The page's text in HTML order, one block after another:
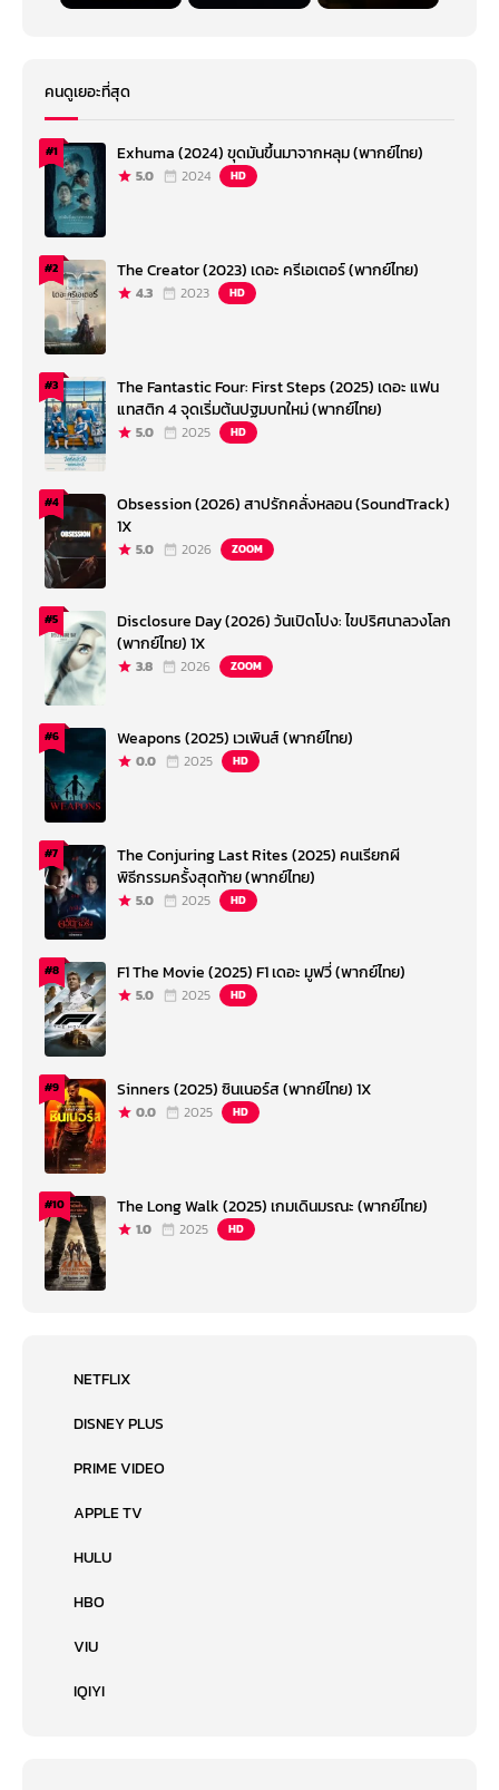
คนดูเยอะที่สุด
#1 Exhuma (2024) ขุดมันขึ้นมาจากหลุม (พากย์ไทย)
5.0 2024 HD
#2 The Creator (2023) เดอะ ครีเอเตอร์ (พากย์ไทย)
4.3 2023 HD
#3
The Fantastic Four: First Steps (2025) เดอะ แฟน
แทสติก 4 จุดเริ่มต้นปฐมบทใหม่ (พากย์ไทย)
5.0 2025 HD
#4
Obsession (2026) สาปรักคลั่งหลอน (SoundTrack)
1X
5.0 2026 ZOOM
#5
Disclosure Day (2026) วันเปิดโปง: ไขปริศนาลวงโลก
(พากย์ไทย) 1X
3.8 2026 ZOOM
#6 Weapons (2025) เวเพินส์ (พากย์ไทย)
0.0 2025 HD
#7
The Conjuring Last Rites (2025) คนเรียกผี
พิธีกรรมครั้งสุดท้าย (พากย์ไทย)
5.0 2025 HD
#8 F1 The Movie (2025) F1 เดอะ มูฟวี่ (พากย์ไทย)
5.0 2025 HD
#9 Sinners (2025) ซินเนอร์ส (พากย์ไทย) 1X
0.0 2025 HD
#10 The Long Walk (2025) เกมเดินมรณะ (พากย์ไทย)
1.0 2025 HD
NETFLIX
DISNEY PLUS
PRIME VIDEO
APPLE TV
HULU
HBO
VIU
IQIYI